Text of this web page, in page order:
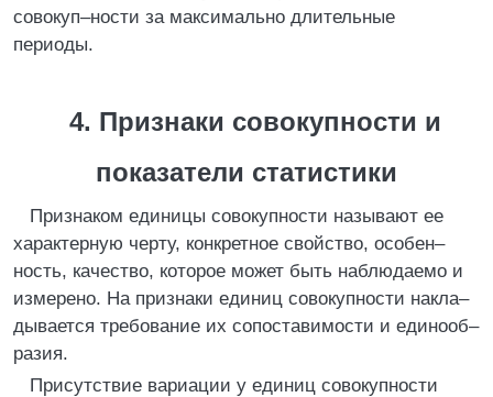
совокуп–ности за максимально длительные
периоды.
4. Признаки совокупности и
показатели статистики
Признаком единицы совокупности называют ее
характерную черту, конкретное свойство, особен–
ность, качество, которое может быть наблюдаемо и
измерено. На признаки единиц совокупности накла–
дывается требование их сопоставимости и единооб–
разия.
Присутствие вариации у единиц совокупности